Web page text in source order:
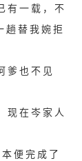
一载，不
趟替我婉拒
爹也不见
在岑家人
便完成了